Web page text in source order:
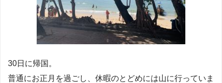
30日に帰国。
普通にお正月を過ごし、休暇のとどめには山に行っていま